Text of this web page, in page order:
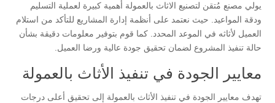
يولي مصنع مُتقن لتصنيع الاثاث بالعمولة أهمية كبيرة لعملية التسليم
ودقة المواعيد. حيث نعتمد على أنظمة إدارة المشاريع للتأكد من استلام
العميل لأثاثه في الموعد المحدد. كما قوم بتوفير معلومات دقيقة بشأن
حالة تنفيذ المشروع لضمان تحقيق جودة عالية ورضا العميل.
معايير الجودة في تنفيذ الأثاث بالعمولة
تهدف معايير الجودة في تنفيذ الأثاث بالعمولة إلى تحقيق أعلى درجات